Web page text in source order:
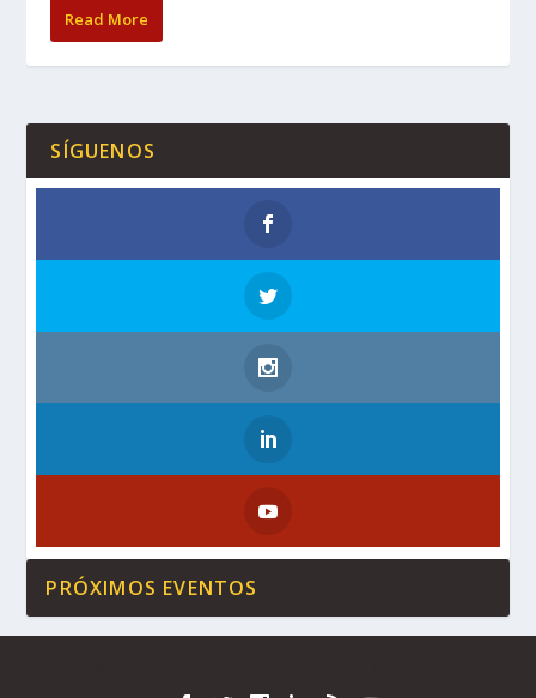
Read More
SÍGUENOS
PRÓXIMOS EVENTOS